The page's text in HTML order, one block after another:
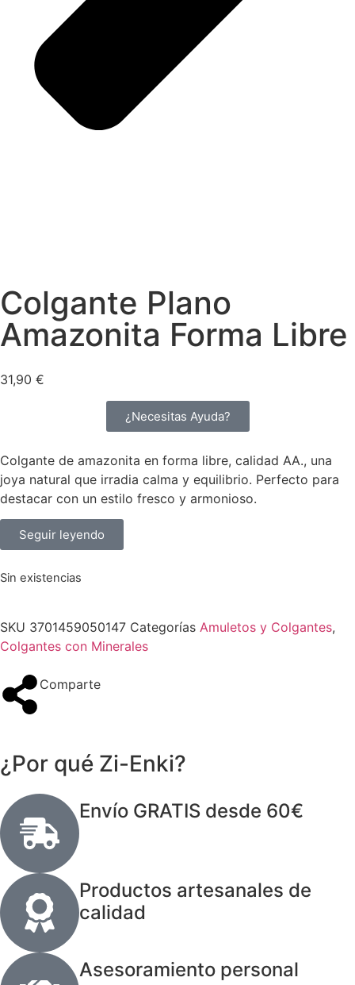
Colgante Plano
Amazonita Forma Libre
31,90 €
¿Necesitas Ayuda?
Colgante de amazonita en forma libre, calidad AA., una
joya natural que irradia calma y equilibrio. Perfecto para
destacar con un estilo fresco y armonioso.
Seguir leyendo
Sin existencias
SKU 3701459050147 Categorías Amuletos y Colgantes,
Colgantes con Minerales
Comparte
¿Por qué Zi-Enki?
Envío GRATIS desde 60€
Productos artesanales de
calidad
Asesoramiento personal